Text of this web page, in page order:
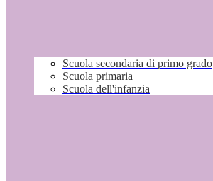
Scuola secondaria di primo grado
Scuola primaria
Scuola dell'infanzia